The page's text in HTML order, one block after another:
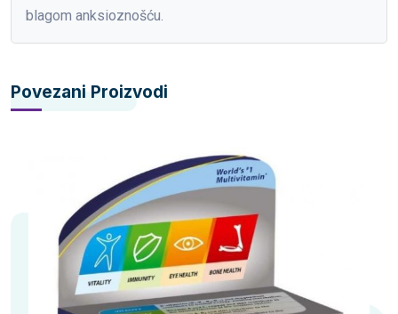
blagom anksioznošću.
Povezani Proizvodi